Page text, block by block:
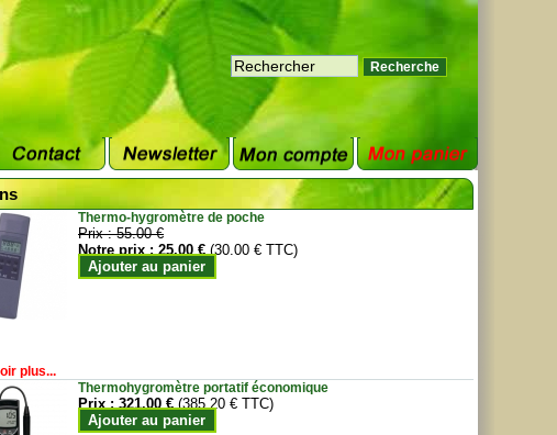
Thermo-hygromètre de poche
Prix :55.00 €
Notre prix :25.00 € (30.00 € TTC)
Ajouter au panier
plus...
Thermohygromètre portatif économique
Prix :321.00 € (385.20 € TTC)
Ajouter au panier